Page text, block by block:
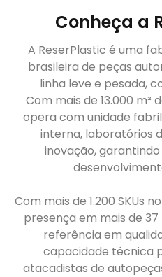
Conheça a
A ReserPlastic é uma
brasileira de peças
linha leve e pesada,
Com mais de 13.000
opera com unidade
interna, laboratórios
inovação,
Com mais de 1.200 SKUs
presença em mais de
referência em
capacidade técnica
atacadistas de